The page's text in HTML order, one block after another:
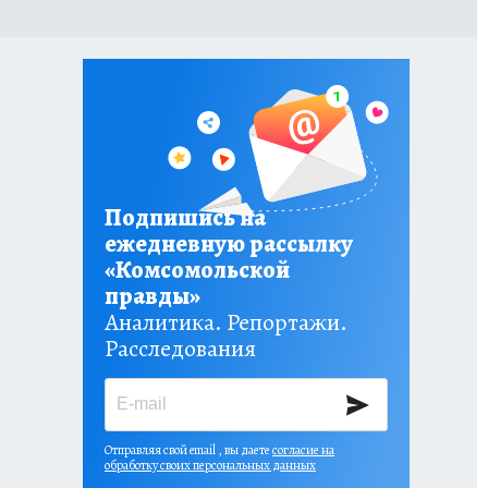
Подпишись на
ежедневную рассылку
«Комсомольской
правды»
Аналитика. Репортажи.
Расследования
Отправляя свой email , вы даетесогласие на
обработку своих персональных данных